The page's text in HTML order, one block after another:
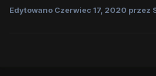
Edytowano Czerwiec 17, 2020 przez